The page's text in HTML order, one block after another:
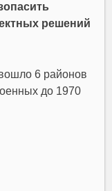
решений
6 районов
до 1970